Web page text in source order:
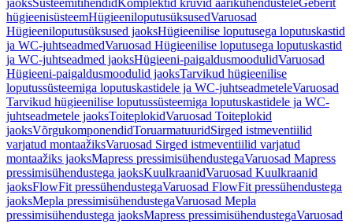
jaoksSüsteemitihendidKomplektid kruvid äärikühendusteleGeberit
hügieenisüsteemHügieeniloputusüksusedVaruosad
Hügieeniloputusüksused jaoksHügieenilise loputusega loputuskastid
ja WC-juhtseadmedVaruosad Hügieenilise loputusega loputuskastid
ja WC-juhtseadmed jaoksHügieeni-paigaldusmoodulidVaruosad
Hügieeni-paigaldusmoodulid jaoksTarvikud hügieenilise
loputussüsteemiga loputuskastidele ja WC-juhtseadmeteleVaruosad
Tarvikud hügieenilise loputussüsteemiga loputuskastidele ja WC-
juhtseadmetele jaoksToiteplokidVaruosad Toiteplokid
jaoksVõrgukomponendidToruarmatuuridSirged istmeventiilid
varjatud montaažiksVaruosad Sirged istmeventiilid varjatud
montaažiks jaoksMapress pressimisühendustegaVaruosad Mapress
pressimisühendustega jaoksKuulkraanidVaruosad Kuulkraanid
jaoksFlowFit pressühendustegaVaruosad FlowFit pressühendustega
jaoksMepla pressimisühendustegaVaruosad Mepla
pressimisühendustega jaoksMapress pressimisühendustegaVaruosad